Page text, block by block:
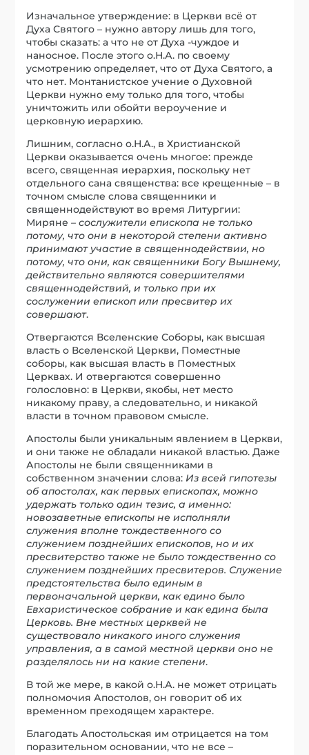
Изначальное утверждение: в Церкви всё от
Духа Святого – нужно автору лишь для того,
чтобы сказать: а что не от Духа -чуждое и
наносное. После этого о.Н.А. по своему
усмотрению определяет, что от Духа Святого, а
что нет. Монтанистское учение о Духовной
Церкви нужно ему только для того, чтобы
уничтожить или обойти вероучение и
церковную иерархию.
Лишним, согласно о.Н.А., в Христианской
Церкви оказывается очень многое: прежде
всего, священная иерархия, поскольку нет
отдельного сана священства: все крещенные – в
точном смысле слова священники и
священнодействуют во время Литургии:
Миряне – сослужители епископа не только
потому, что они в некоторой степени активно
принимают участие в священнодействии, но
потому, что они, как священники Богу Вышнему,
действительно являются совершителями
священнодействий, и только при их
сослужении епископ или пресвитер их
совершают.
Отвергаются Вселенские Соборы, как высшая
власть о Вселенской Церкви, Поместные
соборы, как высшая власть в Поместных
Церквах. И отвергаются совершенно
голословно: в Церкви, якобы, нет место
никакому праву, а следовательно, и никакой
власти в точном правовом смысле.
Апостолы были уникальным явлением в Церкви,
и они также не обладали никакой властью. Даже
Апостолы не были священниками в
собственном значении слова: Из всей гипотезы
об апостолах, как первых епископах, можно
удержать только один тезис, а именно:
новозаветные епископы не исполняли
служения вполне тождественного со
служением позднейших епископов, но и их
пресвитерство также не было тождественно со
служением позднейших пресвитеров. Служение
предстоятельства было единым в
первоначальной церкви, как едино было
Евхаристическое собрание и как едина была
Церковь. Вне местных церквей не
существовало никакого иного служения
управления, а в самой местной церкви оно не
разделялось ни на какие степени.
В той же мере, в какой о.Н.А. не может отрицать
полномочия Апостолов, он говорит об их
временном преходящем характере.
Благодать Апостольская им отрицается на том
поразительном основании, что не все –